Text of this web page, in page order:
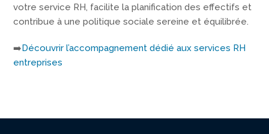
votre service RH, facilite la planification des effectifs et
contribue à une politique sociale sereine et équilibrée.
➡️Découvrir l’accompagnement dédié aux services RH
entreprises